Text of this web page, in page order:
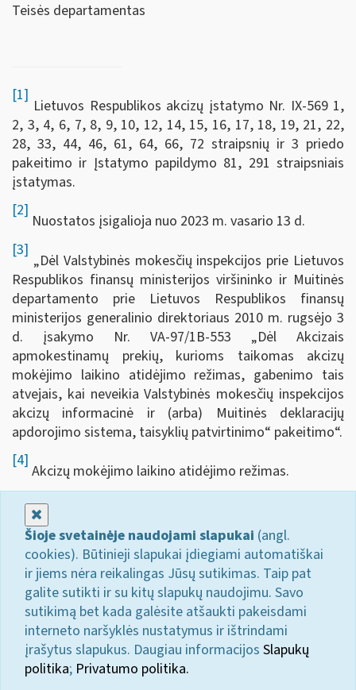
Teisės departamentas
[1]
Lietuvos Respublikos akcizų įstatymo Nr. IX-569 1,
2, 3, 4, 6, 7, 8, 9, 10, 12, 14, 15, 16, 17, 18, 19, 21, 22,
28, 33, 44, 46, 61, 64, 66, 72 straipsnių ir 3 priedo
pakeitimo ir Įstatymo papildymo 81, 291 straipsniais
įstatymas.
[2]
Nuostatos įsigalioja nuo 2023 m. vasario 13 d.
[3]
„Dėl Valstybinės mokesčių inspekcijos prie Lietuvos
Respublikos finansų ministerijos viršininko ir Muitinės
departamento prie Lietuvos Respublikos finansų
ministerijos generalinio direktoriaus 2010 m. rugsėjo 3
d. įsakymo Nr. VA-97/1B-553 „Dėl Akcizais
apmokestinamų prekių, kurioms taikomas akcizų
mokėjimo laikino atidėjimo režimas, gabenimo tais
atvejais, kai neveikia Valstybinės mokesčių inspekcijos
akcizų informacinė ir (arba) Muitinės deklaracijų
apdorojimo sistema, taisyklių patvirtinimo“ pakeitimo“.
[4]
Akcizų mokėjimo laikino atidėjimo režimas.
Šioje svetainėje naudojami slapukai (angl.
cookies). Būtinieji slapukai įdiegiami automatiškai
ir jiems nėra reikalingas Jūsų sutikimas. Taip pat
galite sutikti ir su kitų slapukų naudojimu. Savo
sutikimą bet kada galėsite atšaukti pakeisdami
interneto naršyklės nustatymus ir ištrindami
įrašytus slapukus. Daugiau informacijos Slapukų
politika; Privatumo politika.